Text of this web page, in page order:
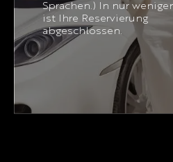
Sprachen.) In nur
ist Ihre Reservierung
abgeschlossen.